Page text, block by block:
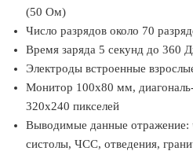
(50 Ом)
Число разрядов около 70
Время заряда 5 секунд до 360
Электроды встроенные
Монитор 100х80 мм,
320х240 пикселей
Выводимые данные отражение:
систолы, ЧСС, отведения,